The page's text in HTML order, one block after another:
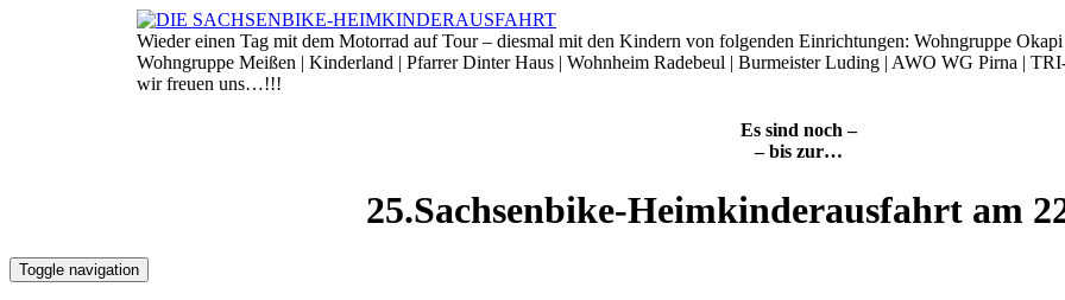
Wieder einen Tag mit dem Motorrad auf Tour – diesmal mit den Kindern von folgenden Einrichtungen: Wohngruppe
Wohngruppe Meißen | Kinderland | Pfarrer Dinter Haus | Wohnheim Radebeul | Burmeister Luding | AWO WG Pirna |
wir freuen uns…!!!
Es sind noch –
– bis zur…
25.Sachsenbike-Heimkinderausfahrt am
Toggle navigation